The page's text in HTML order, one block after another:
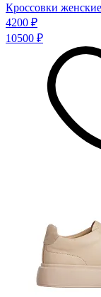
Кроссовки женские
4200 ₽
10500 ₽